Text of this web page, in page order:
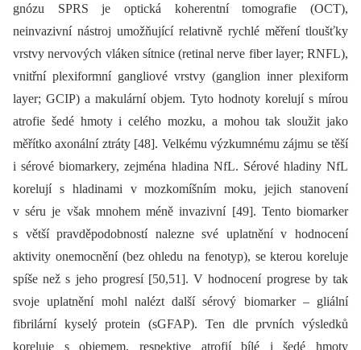
gnózu SPRS je optická koherentní tomografie (OCT),
neinvazivní nástroj umožňující relativně rychlé měření tloušťky
vrstvy nervových vláken sítnice (retinal nerve fiber layer; RNFL),
vnitřní plexiformní gangliové vrstvy (ganglion inner plexiform
layer; GCIP) a makulární objem. Tyto hodnoty korelují s mírou
atrofie šedé hmoty i celého mozku, a mohou tak sloužit jako
měřítko axonální ztráty [48]. Velkému výzkumnému zájmu se těší
i sérové bio­markery, zejména hladina NfL. Sérové hladiny NfL
korelují s hladinami v mozkomíšním moku, jejich stanovení
v séru je však mnohem méně invazivní [49]. Tento bio­marker
s větší pravděpodobností nalezne své uplatnění v hodnocení
aktivity onemocnění (bez ohledu na fenotyp), se kterou koreluje
spíše než s jeho progresí [50,51]. V hodnocení progrese by tak
svoje uplatnění mohl nalézt další sérový bio­marker –⁠ gliální
fibrilární kyselý protein (sGFAP). Ten dle prvních výsledků
koreluje s objemem, respektive atrofií bílé i šedé hmoty